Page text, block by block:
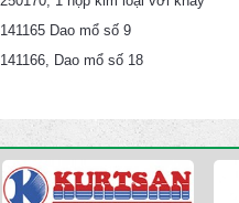
141165 Dao mổ số 9
141166, Dao mổ số 18